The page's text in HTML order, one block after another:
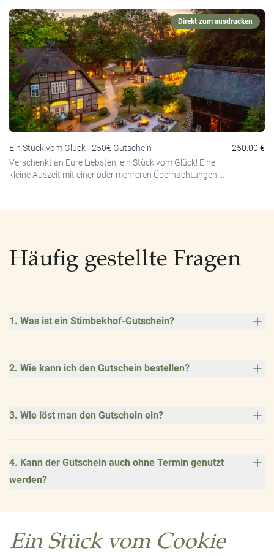
völlig ungebunden und können diesen für jegliche Leistungen
unseres Hauses in Anspruch nehmen. Der Betrag ist in dieser
Gutschein - Variante frei wählbar!
Direkt zum ausdrucken
Ein Stück vom Glück - 250€ Gutschein
Verschenkt an Eure Liebsten, ein Stück vom Glück! Eine
kleine Auszeit mit einer oder mehreren Übernachtungen.
250.00 €
Häufig gestellte Fragen
1. Was ist ein Stimbekhof-Gutschein?
2. Wie kann ich den Gutschein bestellen?
3. Wie löst man den Gutschein ein?
4. Kann der Gutschein auch ohne Termin genutzt
werden?
Ein Stück vom Cookie